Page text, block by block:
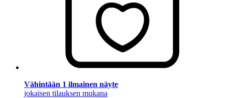
Vähintään 1 ilmainen näyte
jokaisen tilauksen mukana